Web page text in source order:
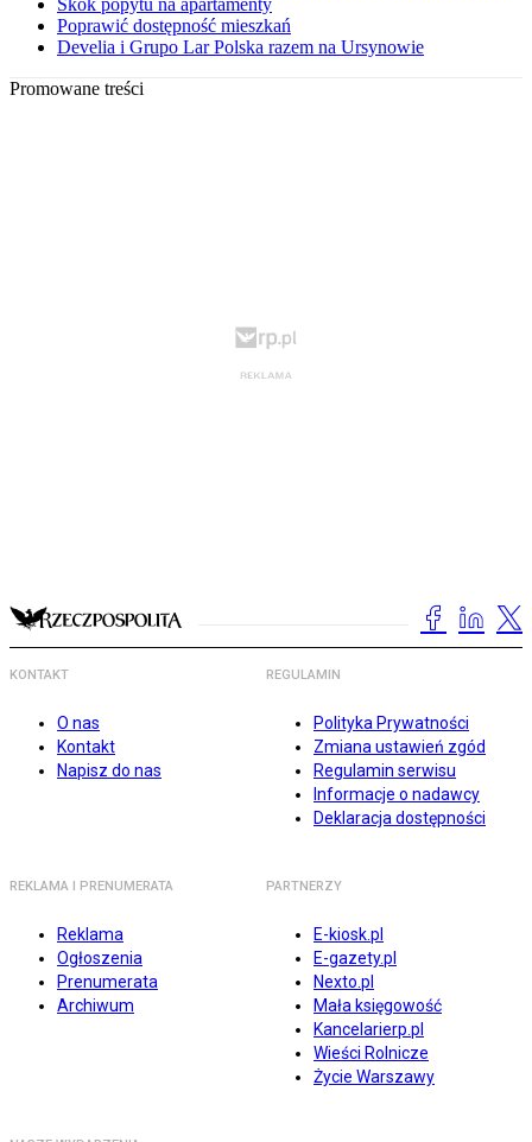
Skok popytu na apartamenty
Poprawić dostępność mieszkań
Develia i Grupo Lar Polska razem na Ursynowie
Promowane treści
KONTAKT
O nas
Kontakt
Napisz do nas
REGULAMIN
Polityka Prywatności
Zmiana ustawień zgód
Regulamin serwisu
Informacje o nadawcy
Deklaracja dostępności
REKLAMA I PRENUMERATA
Reklama
Ogłoszenia
Prenumerata
Archiwum
PARTNERZY
E-kiosk.pl
E-gazety.pl
Nexto.pl
Mała księgowość
Kancelarierp.pl
Wieści Rolnicze
Życie Warszawy